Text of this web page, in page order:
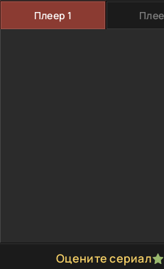
Плеер 1
Оцените сериал
1 2 3 4 5